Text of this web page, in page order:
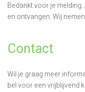
Bedankt voor je
en ontvangen. Wij
Contact
Wil je graag meer
bel voor een vrijblijvend